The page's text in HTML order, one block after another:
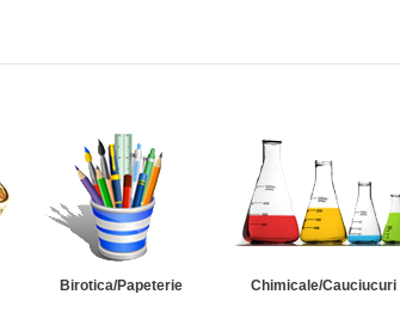
Birotica/Papeterie Chimicale/Cauciucuri